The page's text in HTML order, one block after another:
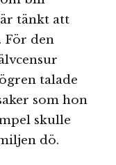
tänkt att
För den
talade
som hon
skulle
dö.